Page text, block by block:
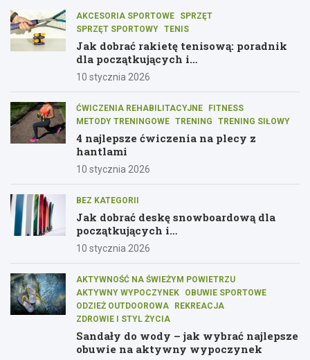
AKCESORIA SPORTOWE
SPRZĘT
SPRZĘT SPORTOWY TENIS
Jak dobrać rakietę tenisową: poradnik
dla początkujących i
średniozaawansowanych graczy
10 stycznia 2026
ĆWICZENIA REHABILITACYJNE
FITNESS
METODY TRENINGOWE TRENING TRENING SIŁOWY
4 najlepsze ćwiczenia na plecy z
hantlami
10 stycznia 2026
BEZ KATEGORII
Jak dobrać deskę snowboardową dla
początkujących i
średniozaawansowanych
10 stycznia 2026
AKTYWNOŚĆ NA ŚWIEŻYM POWIETRZU
AKTYWNY WYPOCZYNEK
OBUWIE SPORTOWE
ODZIEŻ OUTDOOROWA
REKREACJA
ZDROWIE I STYL ŻYCIA
Sandały do wody – jak wybrać najlepsze
obuwie na aktywny wypoczynek